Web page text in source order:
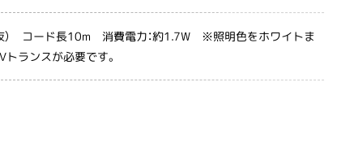
） コード長10m 消費電力：約1.7W ※照明色をホワイトま
ランスが必要です。